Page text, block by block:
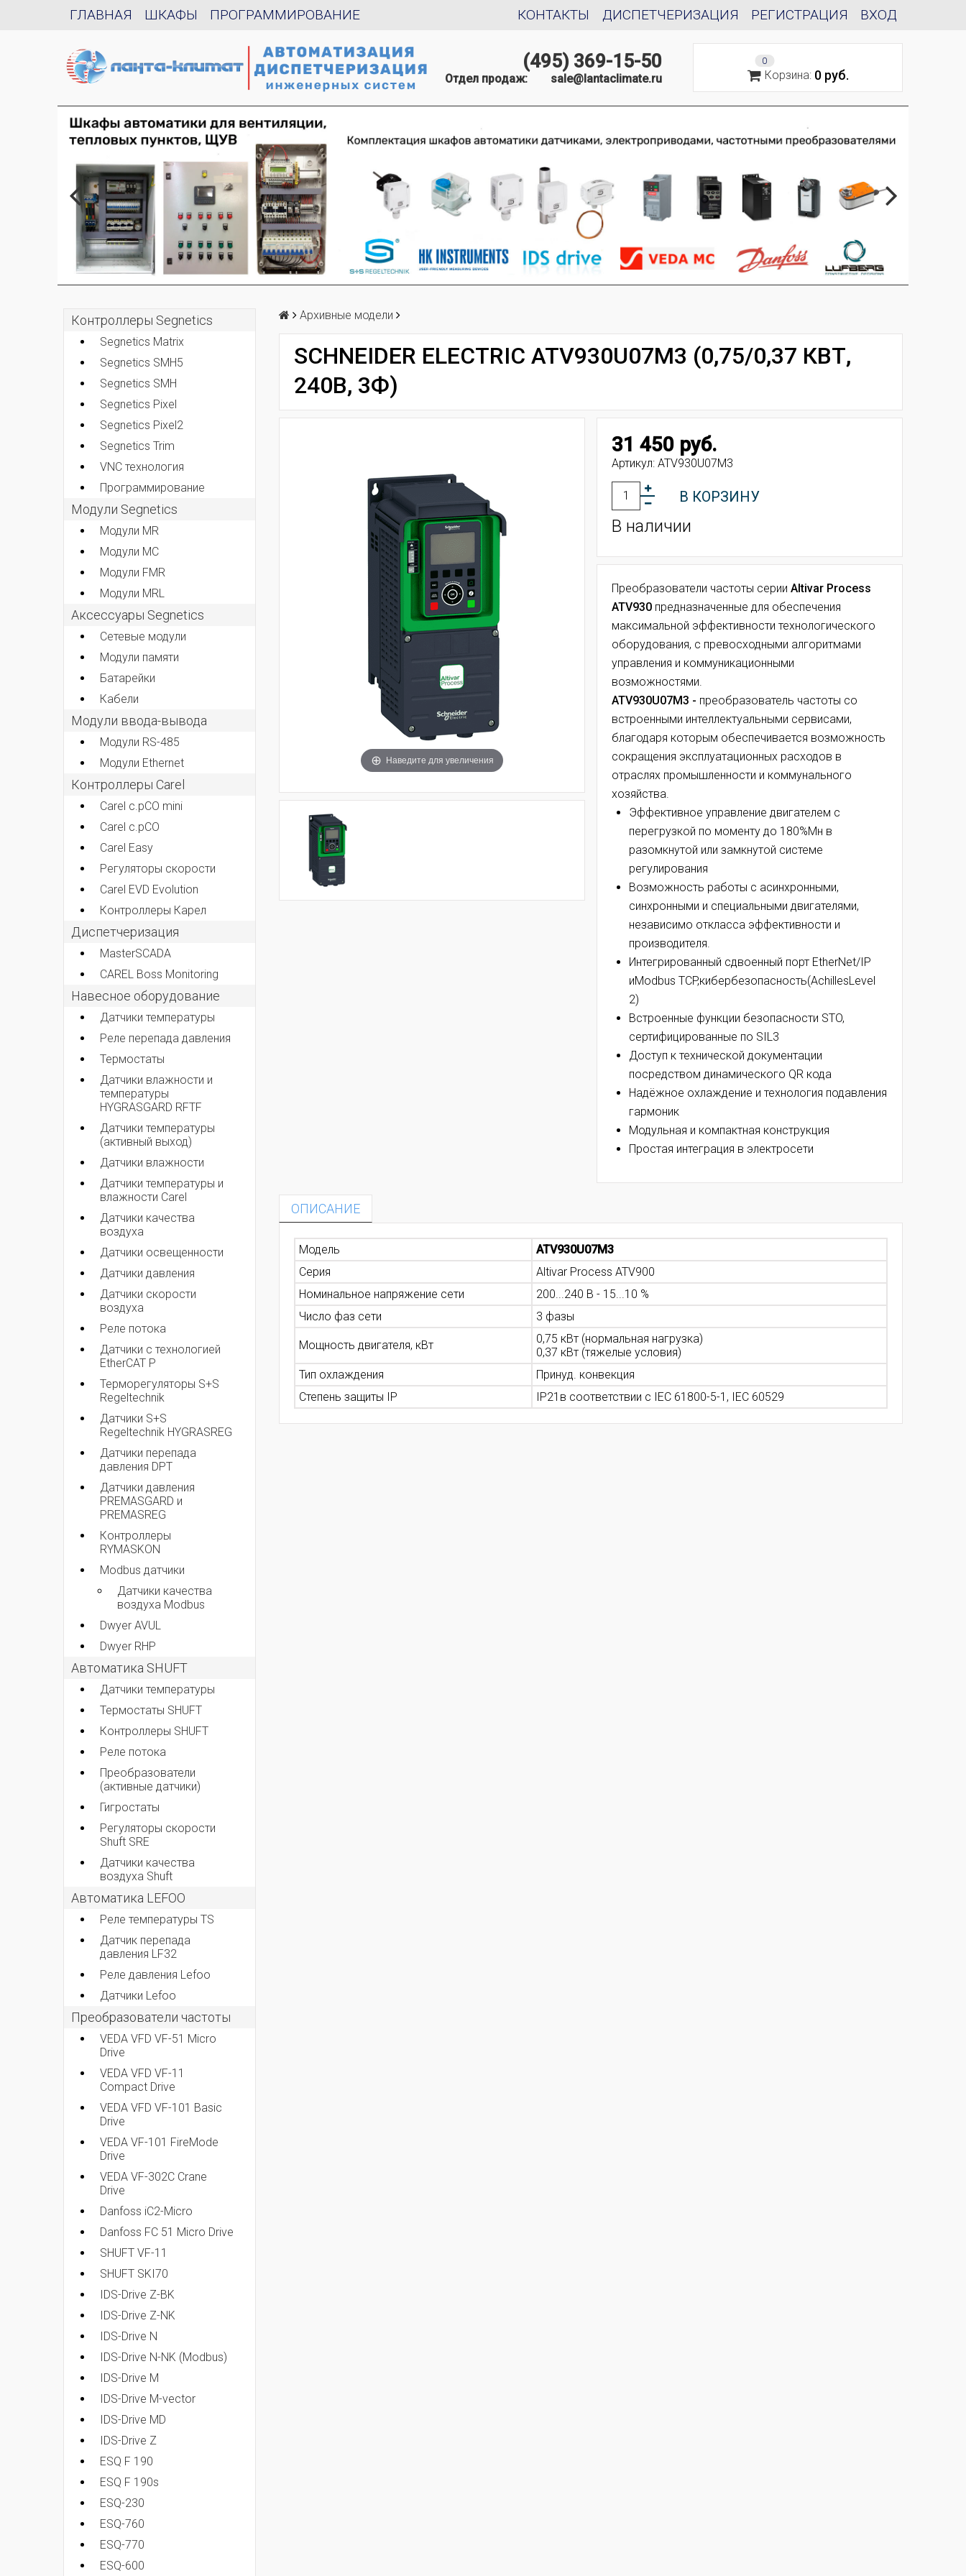
ГЛАВНАЯ ШКАФЫ ПРОГРАММИРОВАНИЕ ВХОД
РЕГИСТРАЦИЯ
ДИСПЕТЧЕРИЗАЦИЯ
КОНТАКТЫ
(495) 369-15-50
Отдел продаж: sale@lantaclimate.ru
0
Корзина: 0 руб.
Контроллеры Segnetics
Segnetics Matrix
Segnetics SMH5
Segnetics SMH
Segnetics Pixel
Segnetics Pixel2
Segnetics Trim
VNC технология
Программирование
Модули Segnetics
Модули MR
Модули MC
Модули FMR
Модули MRL
Аксессуары Segnetics
Сетевые модули
Модули памяти
Батарейки
Кабели
Модули ввода-вывода
Модули RS-485
Модули Ethernet
Контроллеры Carel
Carel c.pCO mini
Carel c.pCO
Carel Easy
Регуляторы скорости
Carel EVD Evolution
Контроллеры Карел
Диспетчеризация
MasterSCADA
CAREL Boss Monitoring
Навесное оборудование
Датчики температуры
Реле перепада давления
Термостаты
Датчики влажности и
температуры
HYGRASGARD RFTF
Датчики температуры
(активный выход)
Датчики влажности
Датчики температуры и
влажности Carel
Датчики качества
воздуха
Датчики освещенности
Датчики давления
Датчики скорости
воздуха
Реле потока
Датчики с технологией
EtherCAT P
Терморегуляторы S+S
Regeltechnik
Датчики S+S
Regeltechnik HYGRASREG
Датчики перепада
давления DPT
Датчики давления
PREMASGARD и
PREMASREG
Контроллеры
RYMASKON
Modbus датчики
Датчики качества
воздуха Modbus
Dwyer AVUL
Dwyer RHP
Автоматика SHUFT
Датчики температуры
Термостаты SHUFT
Контроллеры SHUFT
Реле потока
Преобразователи
(активные датчики)
Гигростаты
Регуляторы скорости
Shuft SRE
Датчики качества
воздуха Shuft
Автоматика LEFOO
Реле температуры TS
Датчик перепада
давления LF32
Реле давления Lefoo
Датчики Lefoo
Преобразователи частоты
VEDA VFD VF-51 Micro
Drive
VEDA VFD VF-11
Compact Drive
VEDA VFD VF-101 Basic
Drive
VEDA VF-101 FireMode
Drive
VEDA VF-302C Crane
Drive
Danfoss iC2-Micro
Danfoss FC 51 Micro Drive
SHUFT VF-11
SHUFT SKI70
IDS-Drive Z-BK
IDS-Drive Z-NK
IDS-Drive N
IDS-Drive N-NK (Modbus)
IDS-Drive M
IDS-Drive M-vector
IDS-Drive MD
IDS-Drive Z
ESQ F 190
ESQ F 190s
ESQ-230
ESQ-760
ESQ-770
ESQ-600
Архивные модели
SCHNEIDER ELECTRIC ATV930U07M3 (0,75/0,37 КВТ,
240В, 3Ф)
Наведите для увеличения
31 450 руб.
Артикул: ATV930U07M3
В КОРЗИНУ
В наличии
Преобразователи частоты серии Altivar Process
ATV930 предназначенные для обеспечения
максимальной эффективности технологического
оборудования, с превосходными алгоритмами
управления и коммуникационными
возможностями.
ATV930U07M3 - преобразователь частоты со
встроенными интеллектуальными сервисами,
благодаря которым обеспечивается возможность
сокращения эксплуатационных расходов в
отраслях промышленности и коммунального
хозяйства.
Эффективное управление двигателем с
перегрузкой по моменту до 180%Мн в
разомкнутой или замкнутой системе
регулирования
Возможность работы с асинхронными,
синхронными и специальными двигателями,
независимо откласса эффективности и
производителя.
Интегрированный сдвоенный порт EtherNet/IP
иModbus TCP,кибербезопасность(AchillesLevel
2)
Встроенные функции безопасности STO,
сертифицированные по SIL3
Доступ к технической документации
посредством динамического QR кода
Надёжное охлаждение и технология подавления
гармоник
Модульная и компактная конструкция
Простая интеграция в электросети
ОПИСАНИЕ
Модель
ATV930U07M3
Серия
Altivar Process ATV900
Номинальное напряжение сети
200...240 В - 15...10 %
Число фаз сети
3 фазы
Мощность двигателя, кВт
0,75 кВт (нормальная нагрузка)
0,37 кВт (тяжелые условия)
Тип охлаждения
Принуд. конвекция
Степень защиты IP
IP21в соответствии с IEC 61800-5-1, IEC 60529